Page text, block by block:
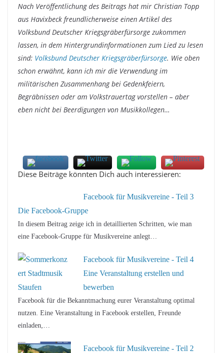
Nach Veröffentlichung des Beitrags hat mir Christian Topp
aus Havixbeck freundlicherweise einen Artikel des
Volksbund Deutscher Kriegsgräberfürsorge zukommen
lassen, in dem Hintergrundinformationen zum Lied zu lesen
sind: Volksbund Deutscher Kriegsgräberfürsorge. Wie oben
schon erwähnt, kann ich mir die Verwendung im
militärischen Zusammenhang bei Gedenkfeiern,
Begräbnissen oder am Volkstrauertag vorstellen – aber
eben nicht bei Beerdigungen von Musikkollegen…
Diese Beiträge könnten Dich auch interessieren:
Facebook für Musikvereine - Teil 3
Die Facebook-Gruppe
In diesem Beitrag zeige ich in detaillierten Schritten, wie man
eine Facebook-Gruppe für Musikvereine anlegt…
Facebook für Musikvereine - Teil 4
Eine Veranstaltung erstellen und
bewerben
Facebook für die Bekanntmachung eurer Veranstaltung optimal
nutzen. Eine Veranstaltung in Facebook erstellen, Freunde
einladen,…
Facebook für Musikvereine - Teil 2